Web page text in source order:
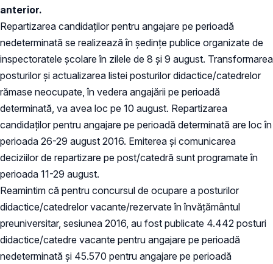
anterior.
Repartizarea candidaţilor pentru angajare pe perioadă
nedeterminată se realizează în şedinţe publice organizate de
inspectoratele şcolare în zilele de 8 şi 9 august. Transformarea
posturilor şi actualizarea listei posturilor didactice/catedrelor
rămase neocupate, în vedera angajării pe perioadă
determinată, va avea loc pe 10 august. Repartizarea
candidaţilor pentru angajare pe perioadă determinată are loc în
perioada 26-29 august 2016. Emiterea şi comunicarea
deciziilor de repartizare pe post/catedră sunt programate în
perioada 11-29 august.
Reamintim că pentru concursul de ocupare a posturilor
didactice/catedrelor vacante/rezervate în învăţământul
preuniversitar, sesiunea 2016, au fost publicate 4.442 posturi
didactice/catedre vacante pentru angajare pe perioadă
nedeterminată şi 45.570 pentru angajare pe perioadă